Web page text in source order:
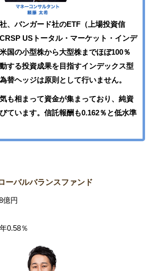
、バンガード社のETF（上場投資信
USトータル・マーケット・インデ
国の小型株から大型株までほぼ100％
する投資成果を目指すインデックス型
替ヘッジは原則として行いません。
も相まって資金が集まっており、純資
ています。信託報酬も0.162％と低水準
ーバルバランスファンド
億円
0.58％